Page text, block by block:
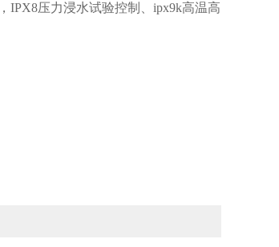
IPX8压力浸水试验控制、ipx9k高温高